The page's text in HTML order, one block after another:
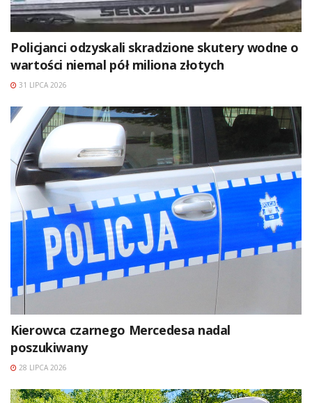
Policjanci odzyskali skradzione skutery wodne o
wartości niemal pół miliona złotych
31 LIPCA 2026
Kierowca czarnego Mercedesa nadal
poszukiwany
28 LIPCA 2026